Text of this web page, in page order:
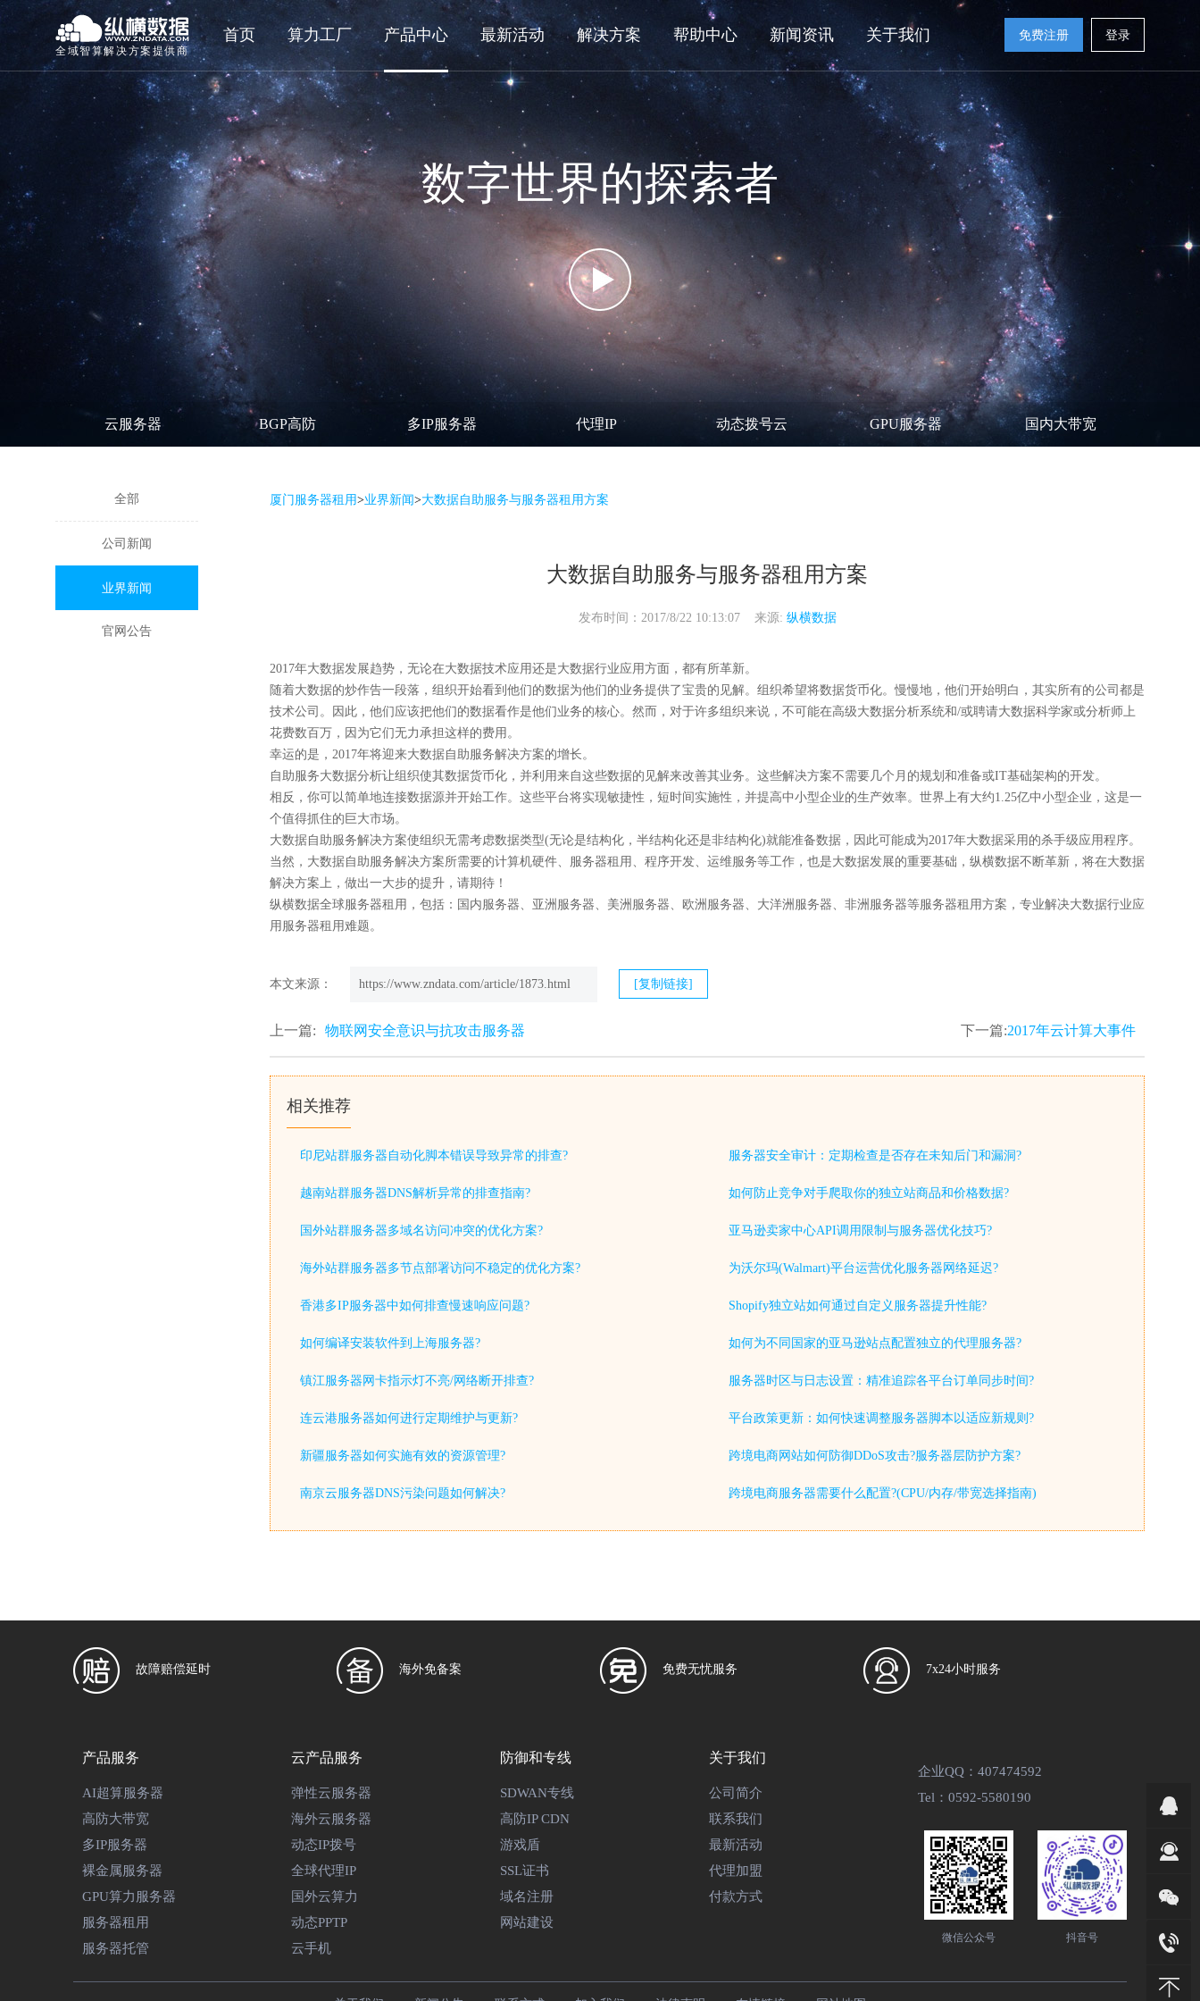
全域智算解决方案提供商
首页 算力工厂 产品中心 最新活动 解决方案 帮助中心 新闻资讯 关于我们 免费注册 登录
数字世界的探索者
云服务器 BGP高防 多IP服务器 代理IP 动态拨号云 GPU服务器 国内大带宽
全部
公司新闻
业界新闻
官网公告
厦门服务器租用>业界新闻>大数据自助服务与服务器租用方案
大数据自助服务与服务器租用方案
发布时间：2017/8/22 10:13:07 来源: 纵横数据
2017年大数据发展趋势，无论在大数据技术应用还是大数据行业应用方面，都有所革新。
随着大数据的炒作告一段落，组织开始看到他们的数据为他们的业务提供了宝贵的见解。组织希望将数据货币化。慢慢地，他们开始明白，其实所有的公司都是
技术公司。因此，他们应该把他们的数据看作是他们业务的核心。然而，对于许多组织来说，不可能在高级大数据分析系统和/或聘请大数据科学家或分析师上
花费数百万，因为它们无力承担这样的费用。
幸运的是，2017年将迎来大数据自助服务解决方案的增长。
自助服务大数据分析让组织使其数据货币化，并利用来自这些数据的见解来改善其业务。这些解决方案不需要几个月的规划和准备或IT基础架构的开发。
相反，你可以简单地连接数据源并开始工作。这些平台将实现敏捷性，短时间实施性，并提高中小型企业的生产效率。世界上有大约1.25亿中小型企业，这是一
个值得抓住的巨大市场。
大数据自助服务解决方案使组织无需考虑数据类型(无论是结构化，半结构化还是非结构化)就能准备数据，因此可能成为2017年大数据采用的杀手级应用程序。
当然，大数据自助服务解决方案所需要的计算机硬件、服务器租用、程序开发、运维服务等工作，也是大数据发展的重要基础，纵横数据不断革新，将在大数据
解决方案上，做出一大步的提升，请期待！
纵横数据全球服务器租用，包括：国内服务器、亚洲服务器、美洲服务器、欧洲服务器、大洋洲服务器、非洲服务器等服务器租用方案，专业解决大数据行业应
用服务器租用难题。
本文来源： https://www.zndata.com/article/1873.html [复制链接]
上一篇: 物联网安全意识与抗攻击服务器 下一篇:2017年云计算大事件
相关推荐
印尼站群服务器自动化脚本错误导致异常的排查?
越南站群服务器DNS解析异常的排查指南?
国外站群服务器多域名访问冲突的优化方案?
海外站群服务器多节点部署访问不稳定的优化方案?
香港多IP服务器中如何排查慢速响应问题?
如何编译安装软件到上海服务器?
镇江服务器网卡指示灯不亮/网络断开排查?
连云港服务器如何进行定期维护与更新?
新疆服务器如何实施有效的资源管理?
南京云服务器DNS污染问题如何解决?
服务器安全审计：定期检查是否存在未知后门和漏洞?
如何防止竞争对手爬取你的独立站商品和价格数据?
亚马逊卖家中心API调用限制与服务器优化技巧?
为沃尔玛(Walmart)平台运营优化服务器网络延迟?
Shopify独立站如何通过自定义服务器提升性能?
如何为不同国家的亚马逊站点配置独立的代理服务器?
服务器时区与日志设置：精准追踪各平台订单同步时间?
平台政策更新：如何快速调整服务器脚本以适应新规则?
跨境电商网站如何防御DDoS攻击?服务器层防护方案?
跨境电商服务器需要什么配置?(CPU/内存/带宽选择指南)
故障赔偿延时 海外免备案 免费无忧服务 7x24小时服务
产品服务
AI超算服务器
高防大带宽
多IP服务器
裸金属服务器
GPU算力服务器
服务器租用
服务器托管
云产品服务
弹性云服务器
海外云服务器
动态IP拨号
全球代理IP
国外云算力
动态PPTP
云手机
防御和专线
SDWAN专线
高防IP CDN
游戏盾
SSL证书
域名注册
网站建设
关于我们
公司简介
联系我们
最新活动
代理加盟
付款方式
企业QQ：407474592
Tel：0592-5580190
微信公众号 抖音号